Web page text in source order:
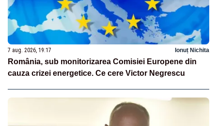
7 aug. 2026, 19:17 Ionuț Nichita
România, sub monitorizarea Comisiei Europene din
cauza crizei energetice. Ce cere Victor Negrescu